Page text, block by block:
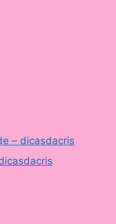
– dicasdacris